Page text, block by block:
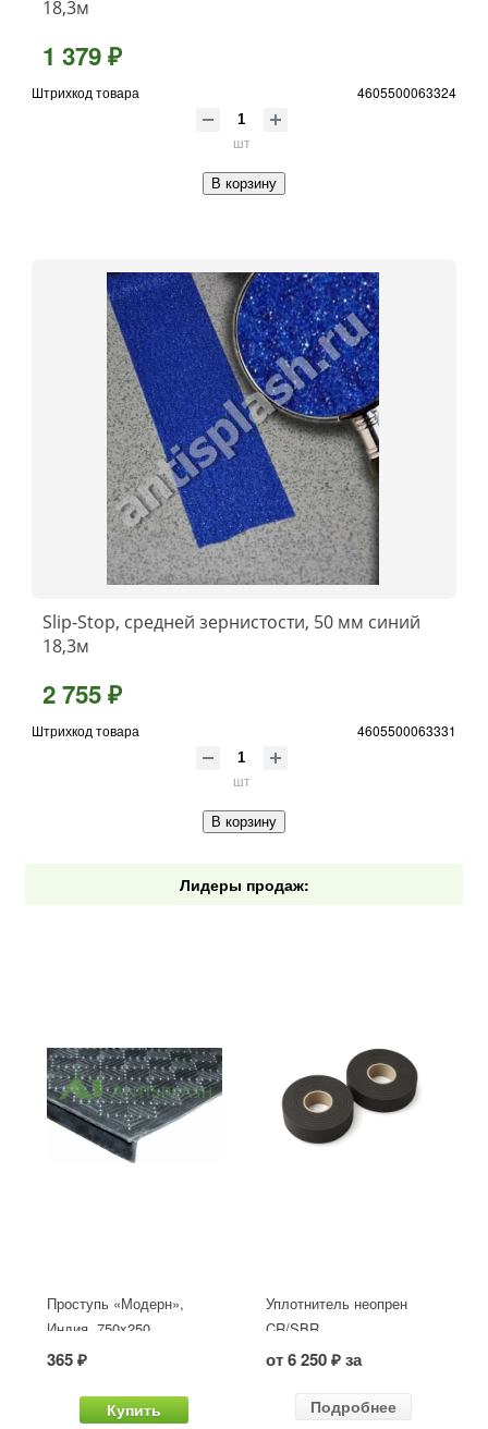
18,3м
1 379 ₽
Штрихкод товара 4605500063324
шт
В корзину
Slip-Stop, средней зернистости, 50 мм синий
18,3м
2 755 ₽
Штрихкод товара 4605500063331
шт
В корзину
Лидеры продаж:
Проступь «Модерн»,
Индия, 750x250
365 ₽
Купить
Уплотнитель неопрен
CR/SBR
от 6 250 ₽ за
Подробнее